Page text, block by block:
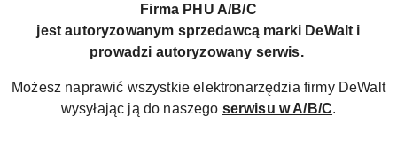
Firma PHU A/B/C
jest autoryzowanym sprzedawcą marki DeWalt i
prowadzi autoryzowany serwis.
Możesz naprawić wszystkie elektronarzędzia firmy DeWalt
wysyłając ją do naszego serwisu w A/B/C.